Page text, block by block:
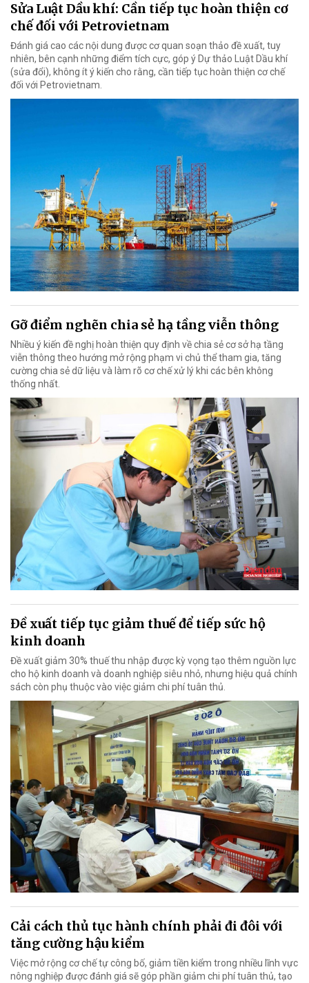
Sửa Luật Dầu khí: Cần tiếp tục hoàn thiện cơ
chế đối với Petrovietnam
Đánh giá cao các nội dung được cơ quan soạn thảo đề xuất, tuy
nhiên, bên cạnh những điểm tích cực, góp ý Dự thảo Luật Dầu khí
(sửa đổi), không ít ý kiến cho rằng, cần tiếp tục hoàn thiện cơ chế
đối với Petrovietnam.
Gỡ điểm nghẽn chia sẻ hạ tầng viễn thông
Nhiều ý kiến đề nghị hoàn thiện quy định về chia sẻ cơ sở hạ tầng
viễn thông theo hướng mở rộng phạm vi chủ thể tham gia, tăng
cường chia sẻ dữ liệu và làm rõ cơ chế xử lý khi các bên không
thống nhất.
Đề xuất tiếp tục giảm thuế để tiếp sức hộ
kinh doanh
Đề xuất giảm 30% thuế thu nhập được kỳ vọng tạo thêm nguồn lực
cho hộ kinh doanh và doanh nghiệp siêu nhỏ, nhưng hiệu quả chính
sách còn phụ thuộc vào việc giảm chi phí tuân thủ.
Cải cách thủ tục hành chính phải đi đôi với
tăng cường hậu kiểm
Việc mở rộng cơ chế tự công bố, giảm tiền kiểm trong nhiều lĩnh vực
nông nghiệp được đánh giá sẽ góp phần giảm chi phí tuân thủ, tạo